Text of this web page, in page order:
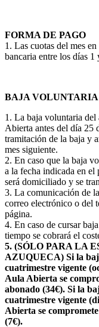
FORMA DE PAGO
1. Las cuotas del mes
bancaria entre los días 1
BAJA
1. La baja voluntaria del
Abierta antes del día 25
tramitación de la baja y
mes siguiente.
2. En caso que la baja
a la fecha indicada en el
será domiciliado y se
3. La comunicación de
correo electrónico o del
página.
4. En caso de cursar
tiempo se cobrará el
5. (SÓLO PARA LA
AZUQUECA) Si la
cuatrimestre vigente
Aula Abierta se
abonado (34€). Si la
cuatrimestre vigente
Abierta se
(7€).